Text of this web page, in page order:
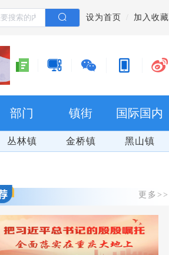
设为首页 加入收藏
部门 镇街 国际国内
丛林镇 金桥镇 黑山镇
更多>>